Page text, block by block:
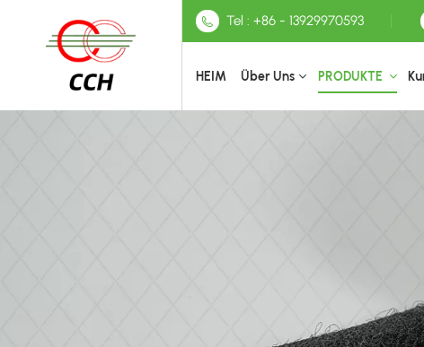
Tel : +86 - 13929970593
HEIM Über Uns PRODUKTE